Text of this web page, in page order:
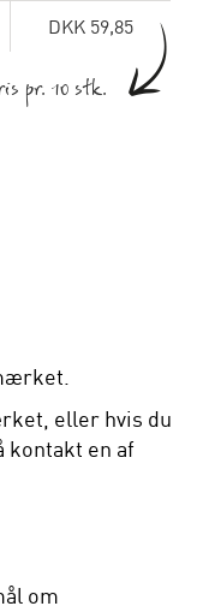
DKK 59,85
pr. 10 stk.
eller hvis du
en af
om